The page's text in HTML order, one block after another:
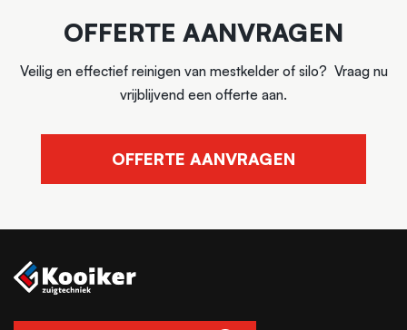
OFFERTE AANVRAGEN
Veilig en effectief reinigen van mestkelder of silo? Vraag nu
vrijblijvend een offerte aan.
OFFERTE AANVRAGEN